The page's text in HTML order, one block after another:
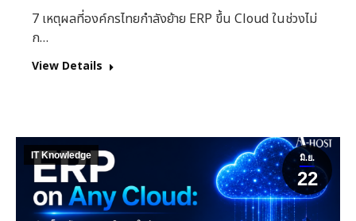
7 เหตุผลที่องค์กรไทยกำลังย้าย ERP ขึ้น Cloud ในช่วงไม่
ก…
View Details
มิ.ย.
22
IT Knowledge